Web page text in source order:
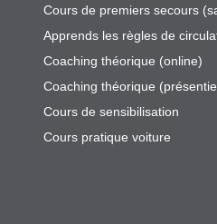
Cours de premiers secours
Apprends les règles de
Coaching théorique (online)
Coaching théorique
Cours de sensibilisation
Cours pratique voiture